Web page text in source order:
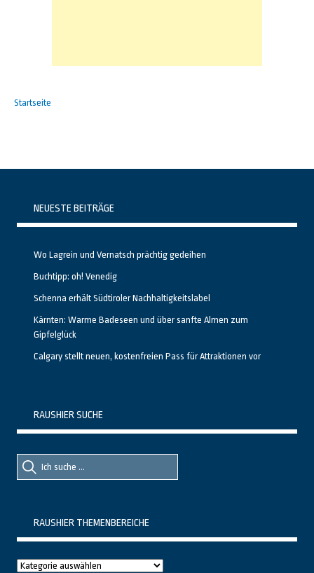
Startseite
NEUESTE BEITRÄGE
Wo Lagrein und Vernatsch prächtig gedeihen
Buchtipp: oh! Venedig
Schenna erhält Südtiroler Nachhaltigkeitslabel
Kärnten: Warme Badeseen und über sanfte Almen zum
Gipfelglück
Calgary stellt neuen, kostenfreien Pass für Attraktionen vor
RAUSHIER SUCHE
Suche
nach::
Suche
nach:
RAUSHIER THEMENBEREICHE
Raushier